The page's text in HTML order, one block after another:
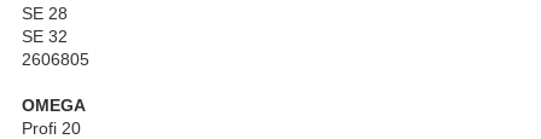
SE 28
SE 32
2606805
OMEGA
Profi 20